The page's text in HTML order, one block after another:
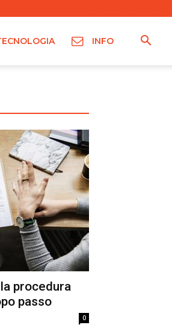
INFO
procedura
passo
0